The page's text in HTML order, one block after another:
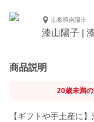
山形県南陽市
漆山陽子 |
商品説明
20歳未満
【ギフトや手土産に